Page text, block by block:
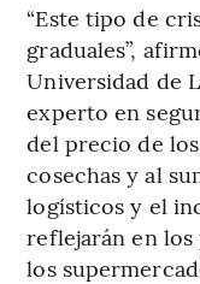
“Este tipo de
graduales”,
Universidad de
experto en
del precio de
cosechas y al
logísticos y el
reflejarán en
los